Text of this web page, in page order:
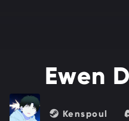
Ewen
Kenspoul